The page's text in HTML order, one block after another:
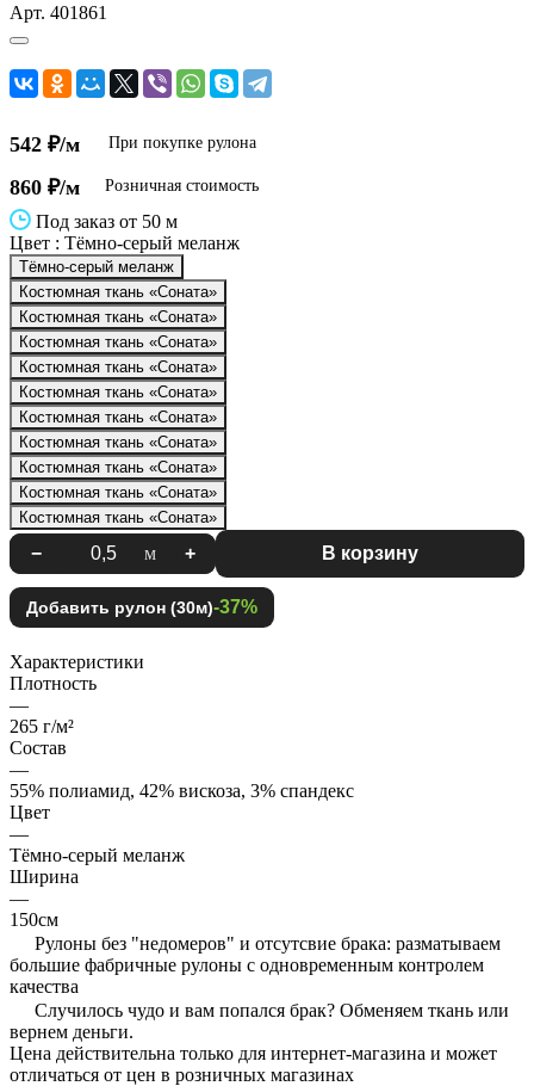
Арт. 401861
542 ₽/м При покупке рулона
860 ₽/м Розничная стоимость
Под заказ от 50 м
Цвет : Тёмно-серый меланж
Тёмно-серый меланж
Костюмная ткань «Соната»
Костюмная ткань «Соната»
Костюмная ткань «Соната»
Костюмная ткань «Соната»
Костюмная ткань «Соната»
Костюмная ткань «Соната»
Костюмная ткань «Соната»
Костюмная ткань «Соната»
Костюмная ткань «Соната»
Костюмная ткань «Соната»
− м + В корзину
Добавить рулон (30м)-37%
Характеристики
Плотность
—
265 г/м²
Состав
—
55% полиамид, 42% вискоза, 3% спандекс
Цвет
—
Тёмно-серый меланж
Ширина
—
150см
Рулоны без "недомеров" и отсутсвие брака: разматываем
большие фабричные рулоны с одновременным контролем
качества
Случилось чудо и вам попался брак? Обменяем ткань или
вернем деньги.
Цена действительна только для интернет-магазина и может
отличаться от цен в розничных магазинах